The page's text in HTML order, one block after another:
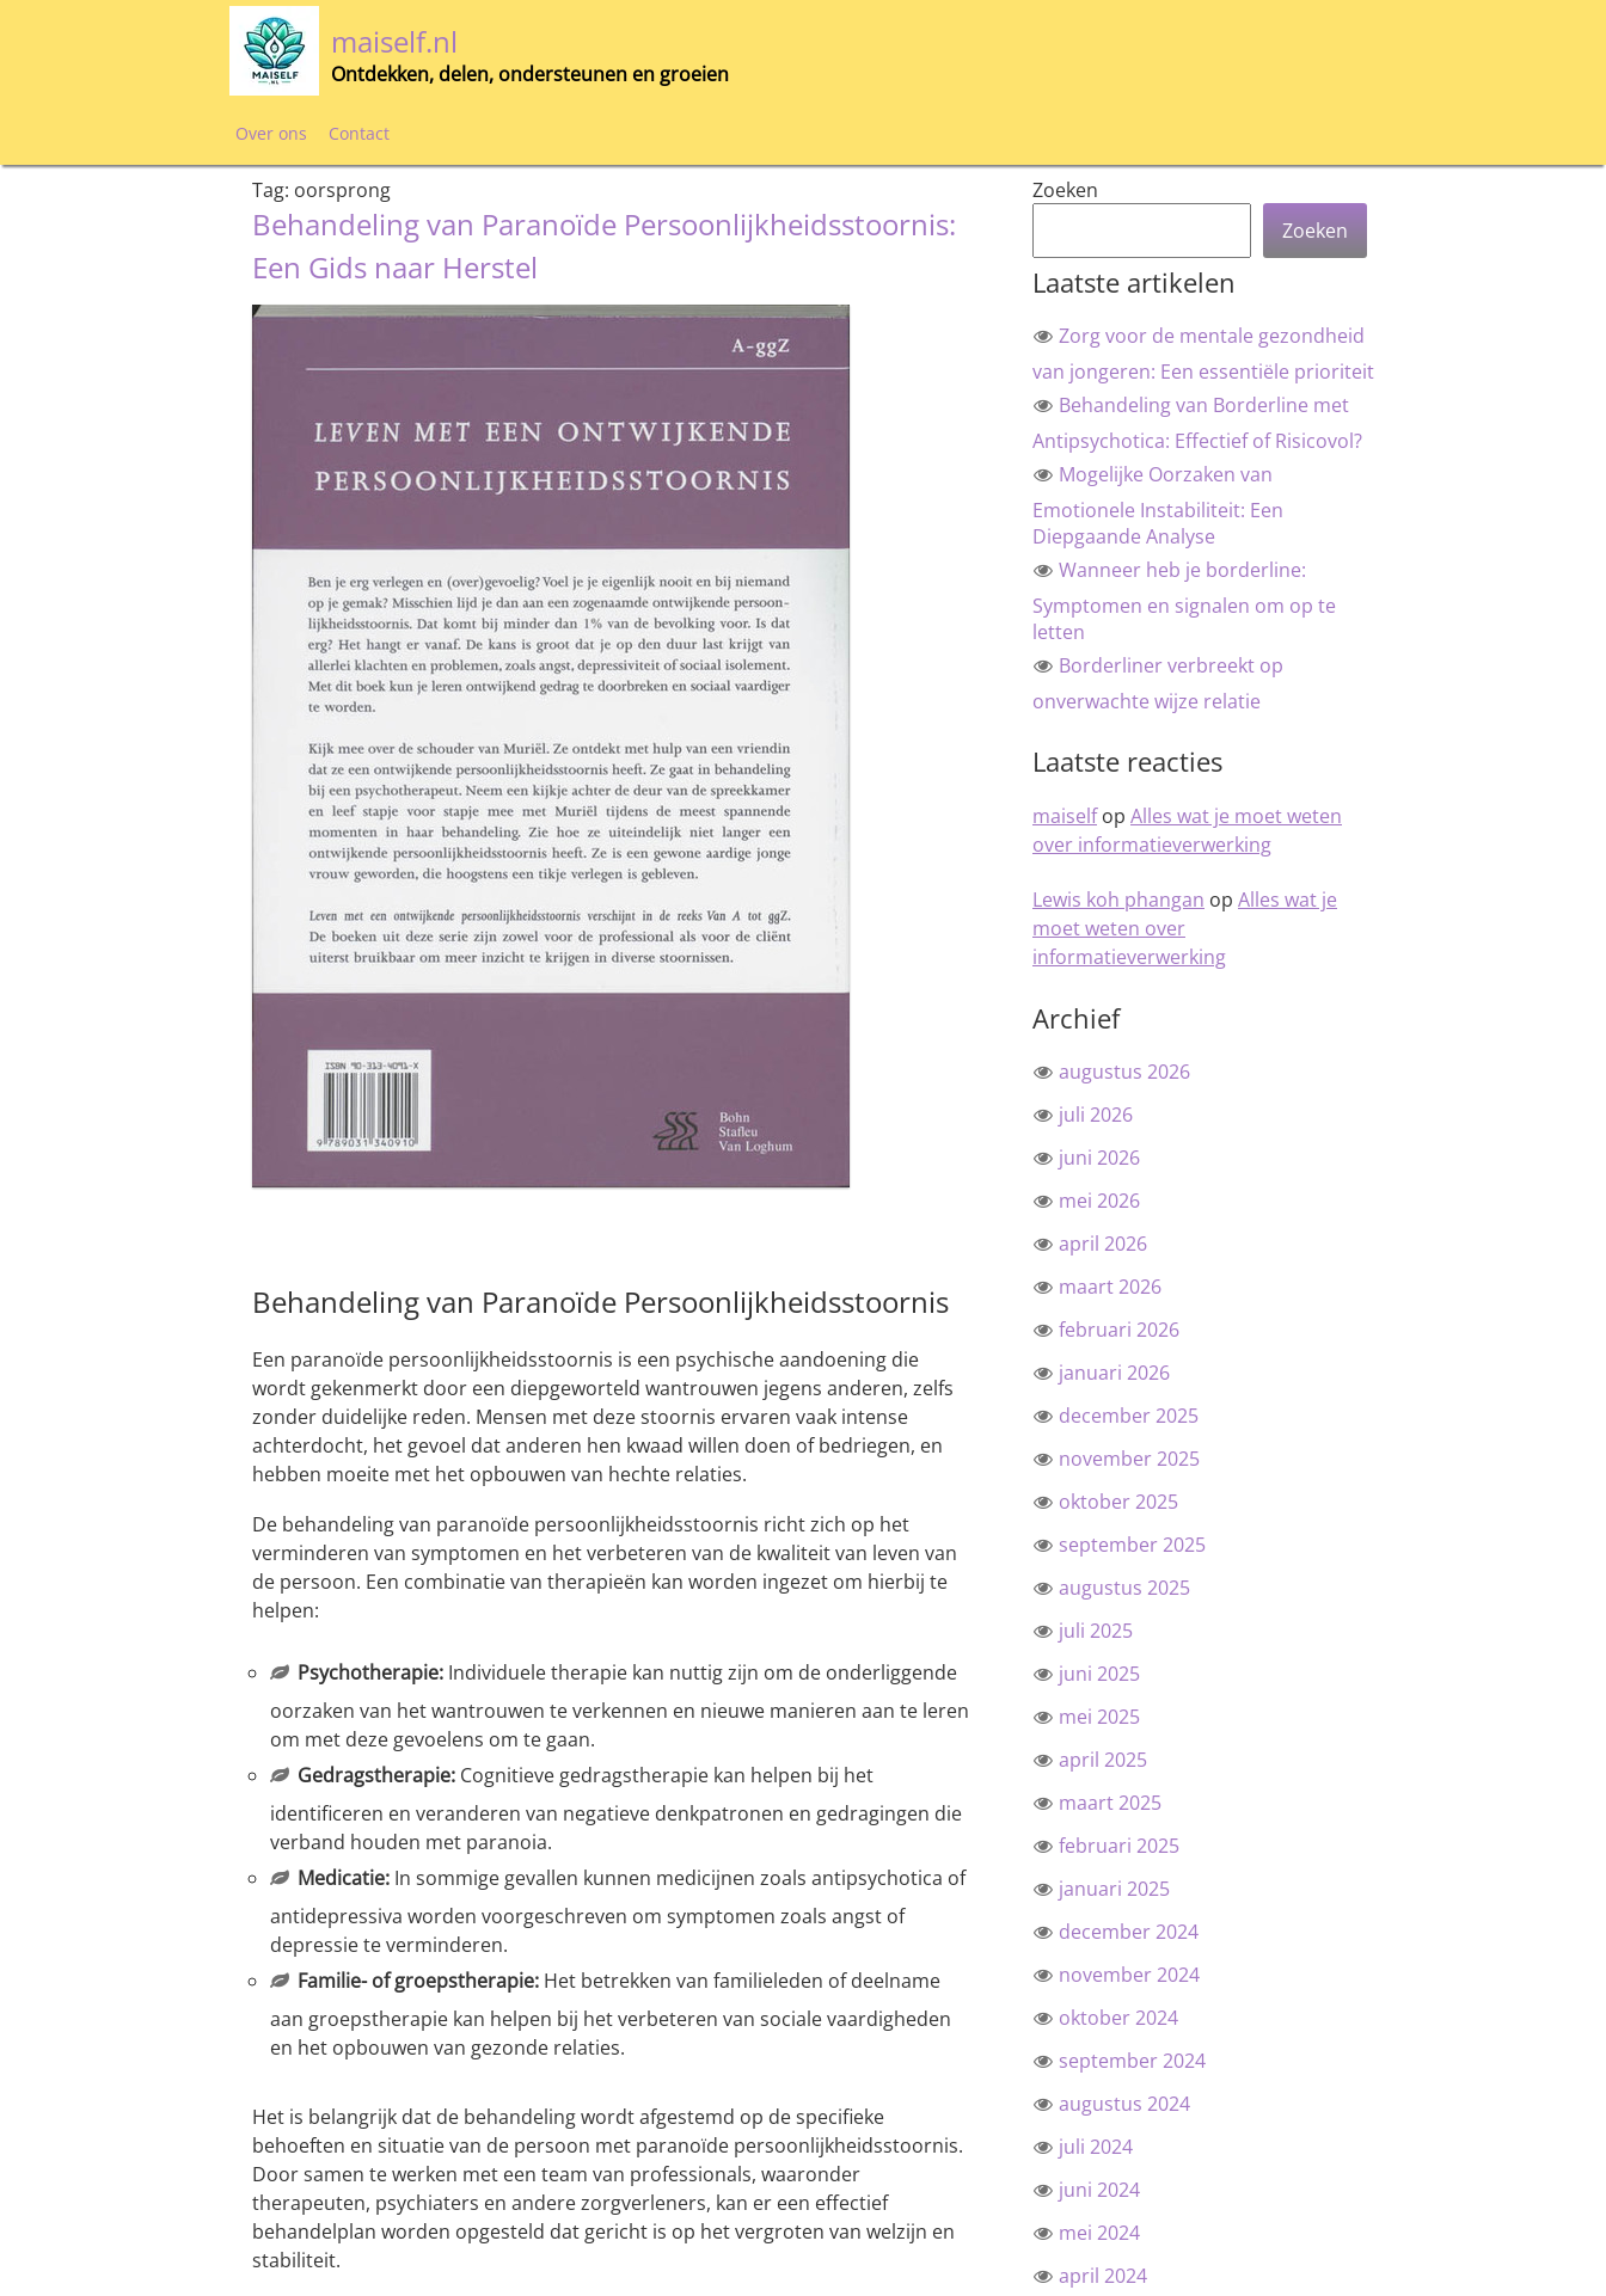
maiself.nl
Ontdekken, delen, ondersteunen en groeien
Over ons Contact
Tag: oorsprong
Behandeling van Paranoïde Persoonlijkheidsstoornis:
Een Gids naar Herstel
Behandeling van Paranoïde Persoonlijkheidsstoornis
Een paranoïde persoonlijkheidsstoornis is een psychische aandoening die
wordt gekenmerkt door een diepgeworteld wantrouwen jegens anderen, zelfs
zonder duidelijke reden. Mensen met deze stoornis ervaren vaak intense
achterdocht, het gevoel dat anderen hen kwaad willen doen of bedriegen, en
hebben moeite met het opbouwen van hechte relaties.
De behandeling van paranoïde persoonlijkheidsstoornis richt zich op het
verminderen van symptomen en het verbeteren van de kwaliteit van leven van
de persoon. Een combinatie van therapieën kan worden ingezet om hierbij te
helpen:
Psychotherapie: Individuele therapie kan nuttig zijn om de onderliggende
oorzaken van het wantrouwen te verkennen en nieuwe manieren aan te leren
om met deze gevoelens om te gaan.
Gedragstherapie: Cognitieve gedragstherapie kan helpen bij het
identificeren en veranderen van negatieve denkpatronen en gedragingen die
verband houden met paranoia.
Medicatie: In sommige gevallen kunnen medicijnen zoals antipsychotica of
antidepressiva worden voorgeschreven om symptomen zoals angst of
depressie te verminderen.
Familie- of groepstherapie: Het betrekken van familieleden of deelname
aan groepstherapie kan helpen bij het verbeteren van sociale vaardigheden
en het opbouwen van gezonde relaties.
Het is belangrijk dat de behandeling wordt afgestemd op de specifieke
behoeften en situatie van de persoon met paranoïde persoonlijkheidsstoornis.
Door samen te werken met een team van professionals, waaronder
therapeuten, psychiaters en andere zorgverleners, kan er een effectief
behandelplan worden opgesteld dat gericht is op het vergroten van welzijn en
stabiliteit.
Zoeken
Zoeken
Laatste artikelen
Zorg voor de mentale gezondheid
van jongeren: Een essentiële prioriteit
Behandeling van Borderline met
Antipsychotica: Effectief of Risicovol?
Mogelijke Oorzaken van
Emotionele Instabiliteit: Een
Diepgaande Analyse
Wanneer heb je borderline:
Symptomen en signalen om op te
letten
Borderliner verbreekt op
onverwachte wijze relatie
Laatste reacties
maiselfop Alles wat je moet weten
over informatieverwerking
Lewis koh phangan op Alles wat je
moet weten over
informatieverwerking
Archief
augustus 2026
juli 2026
juni 2026
mei 2026
april 2026
maart 2026
februari 2026
januari 2026
december 2025
november 2025
oktober 2025
september 2025
augustus 2025
juli 2025
juni 2025
mei 2025
april 2025
maart 2025
februari 2025
januari 2025
december 2024
november 2024
oktober 2024
september 2024
augustus 2024
juli 2024
juni 2024
mei 2024
april 2024